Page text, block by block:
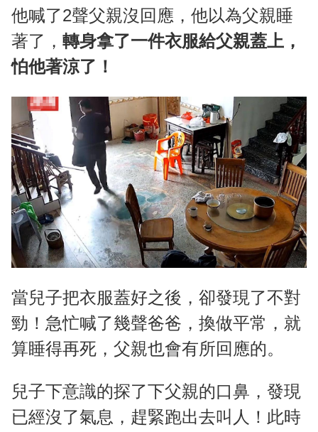
他喊了2聲父親沒回應，他以為父親睡
著了， 轉身拿了一件衣服給父親蓋上，
怕他著涼了！
當兒子把衣服蓋好之後，卻發現了不對
勁！急忙喊了幾聲爸爸，換做平常，就
算睡得再死，父親也會有所回應的。
兒子下意識的探了下父親的口鼻，發現
已經沒了氣息，趕緊跑出去叫人！此時